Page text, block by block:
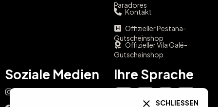
Paradores
Kontakt
Offizieller Pestana-
Gutscheinshop
Offizieller Vila Galé-
Gutscheinshop
Soziale Medien Ihre Sprache
SCHLIESSEN